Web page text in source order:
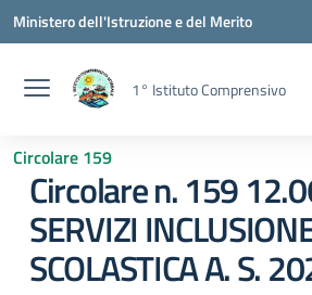
Vai ai contenuti
Vai al menu di navigazione
Vai al footer
Ministero dell'Istruzione e del Merito
1° Istituto Comprensivo
Circolare 159
Circolare n. 159
SERVIZI
SCOLASTICA A. S.